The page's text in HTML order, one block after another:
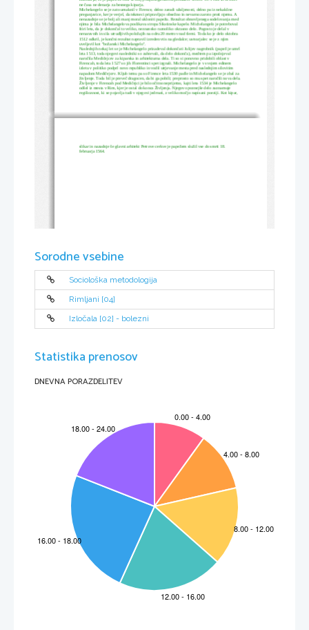
ne časa ne denarja za besnega kiparja.
Michelangelo se je zato umaknil v Firence, delno zaradi užaljenosti, delno pa iz nekakšne
preganjavice, ker je verjel, da tekmeci pripravljajo obsežno in nevarno zaroto proti njemu. A
nenazadnje se je bolj ali manj moral ukloniti papežu. Rezultat obnovljenega sodelovanja med
njima je bila Michelangelova poslikava stropa Sikstinske kapele. Michelangelo je potreboval
štiri leta, da je dokončal to veliko, neznansko raznoliko okrasno delo. Pogosto je delal v
nenaravnih in sila utrudljivih položajih na odru 20 metrov nad tlemi. Toda ko je delo oktobra
1512 odkril, je končni rezultat napravil izreden vtis na gledalce; ustvarjalec se je z njim
uveljavil kot "božanski Michelangelo".
Naslednjih nekaj let se je Michelangelo prizadeval dokončati Julijev nagrobnik (papež je umrl
leta 1513, toda njegovi nasledniki so zahtevali, da delo dokonča), medtem pa izpolnjeval
naročila Medičejcev za kiparska in arhitekturna dela. Ti so si ponovno pridobili oblast v
Firencah, toda leta 1527 so jih Florentinci spet izgnali. Michelangelo je v svojem edinem
izletu v politiko podprl novo republiko in vodil utrjevanje mesta pred naslednjim silovitim
napadom Medičejcev. Kljub temu pa so Firence leta 1530 padle in Michelangelo se je zbal za
življenje. Toda bil je preveč dragocen, da bi ga pobili; preprosto so mu spet naročili nova dela.
Življenje v Firencah pod Medičejci je bilo očitno neprijetno, kajti leta 1534 je Michelangelo
odšel iz mesta v Rim, kjer je ostal do konca Življenja. Njegovo poznejše delo zaznamuje
regilioznost, ki se pojavlja tudi v njegovi jedrnati, z veliko močjo napisani poeziji. Kot kipar,
slikar in nazadnje še glavni arhitekt Petrove cerkve je papežem služil vse do smrti 18.
februarja 1564.
Sorodne vsebine
Sociološka metodologija
Rimljani [04]
Izločala [02] - bolezni
Statistika prenosov
DNEVNA PORAZDELITEV